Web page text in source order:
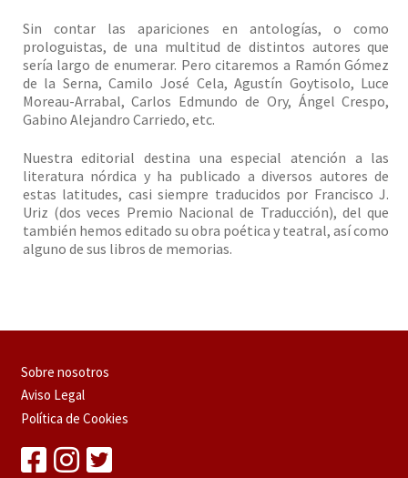
Sin contar las apariciones en antologías, o como
prologuistas, de una multitud de distintos autores que
sería largo de enumerar. Pero citaremos a Ramón Gómez
de la Serna, Camilo José Cela, Agustín Goytisolo, Luce
Moreau-Arrabal, Carlos Edmundo de Ory, Ángel Crespo,
Gabino Alejandro Carriedo, etc.
Nuestra editorial destina una especial atención a las
literatura nórdica y ha publicado a diversos autores de
estas latitudes, casi siempre traducidos por Francisco J.
Uriz (dos veces Premio Nacional de Traducción), del que
también hemos editado su obra poética y teatral, así como
alguno de sus libros de memorias.
Sobre nosotros
Aviso Legal
Política de Cookies